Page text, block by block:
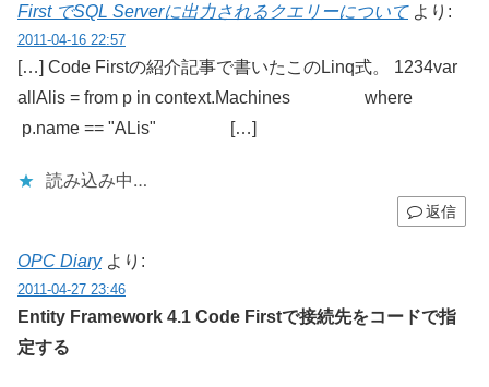
First でSQL Serverに出力されるクエリーについて より:
2011-04-16 22:57
[…] Code Firstの紹介記事で書いたこのLinq式。 1234var
allAlis = from p in context.Machines where
p.name == "ALis" […]
読み込み中…
返信
OPC Diary より:
2011-04-27 23:46
Entity Framework 4.1 Code Firstで接続先をコードで指
定する